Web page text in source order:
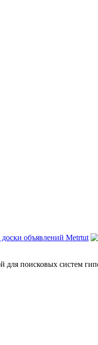
для поисковых систем